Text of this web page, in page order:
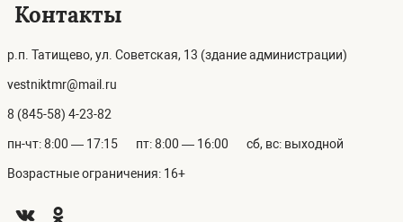
Контакты
р.п. Татищево, ул. Советская, 13 (здание администрации)
vestniktmr@mail.ru
8 (845-58) 4-23-82
пн-чт: 8:00 — 17:15 пт: 8:00 — 16:00 сб, вс: выходной
Возрастные ограничения: 16+